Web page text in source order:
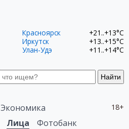
Найти
Красноярск
+21..+13°C
Иркутск
+13..+15°C
Улан-Удэ
+11..+14°C
18+
Экономика
Лица
Фотобанк